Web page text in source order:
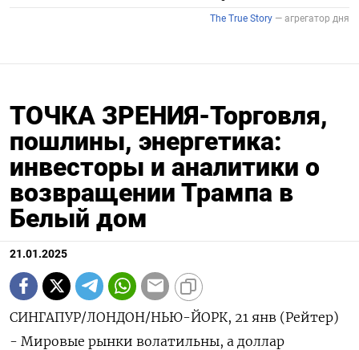
ТОЧКА ЗРЕНИЯ-Торговля,
пошлины, энергетика:
инвесторы и аналитики о
возвращении Трампа в
Белый дом
21.01.2025
СИНГАПУР/ЛОНДОН/НЬЮ-ЙОРК, 21 янв (Рейтер)
- Мировые рынки волатильны, а доллар